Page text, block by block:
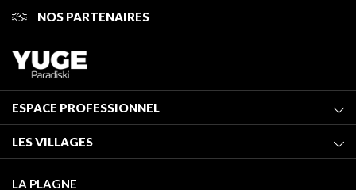
NOS PARTENAIRES
ESPACE PROFESSIONNEL
Classement des meublés
Taxe de séjour
LES VILLAGES
LA PLAGNE